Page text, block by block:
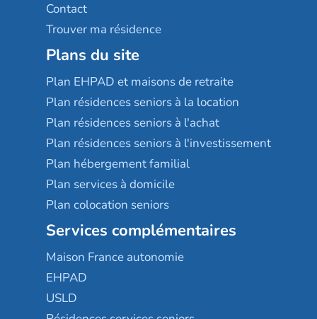
Contact
Trouver ma résidence
Plans du site
Plan EHPAD et maisons de retraite
Plan résidences seniors à la location
Plan résidences seniors à l'achat
Plan résidences seniors à l'investissement
Plan hébergement familial
Plan services à domicile
Plan colocation seniors
Services complémentaires
Maison France autonomie
EHPAD
USLD